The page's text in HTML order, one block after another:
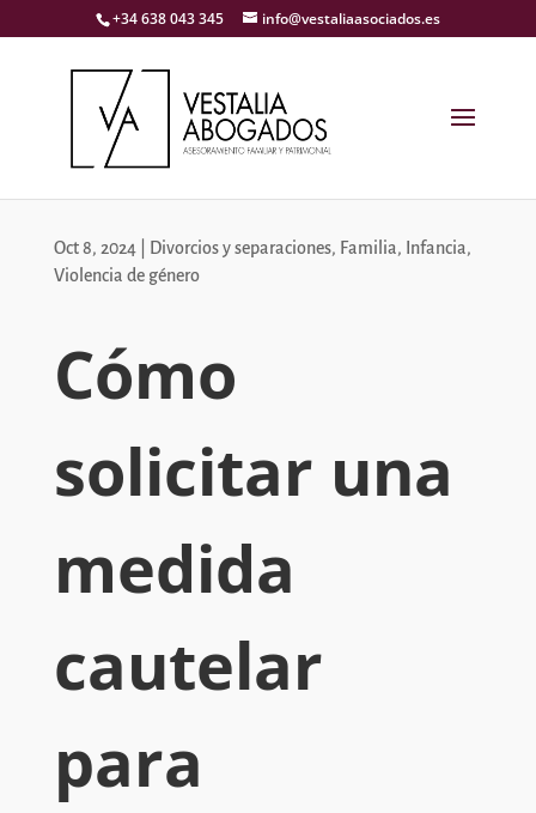
+34 638 043 345 info@vestaliaasociados.es
Oct 8, 2024| Divorcios y separaciones, Familia, Infancia,
Violencia de género
Cómo
solicitar una
medida
cautelar
para